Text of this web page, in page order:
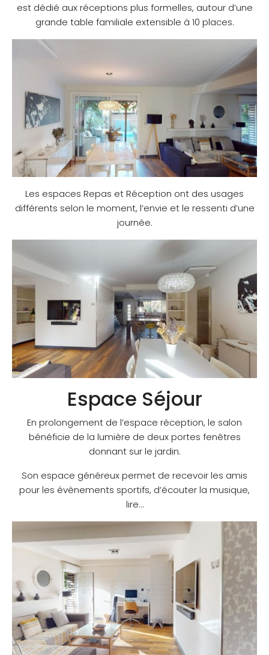
est dédié aux réceptions plus formelles, autour d’une
grande table familiale extensible à 10 places.
Les espaces Repas et Réception ont des usages
différents selon le moment, l’envie et le ressenti d’une
journée.
Espace Séjour
En prolongement de l’espace réception, le salon
bénéficie de la lumière de deux portes fenêtres
donnant sur le jardin.
Son espace généreux permet de recevoir les amis
pour les évènements sportifs, d’écouter la musique,
lire…